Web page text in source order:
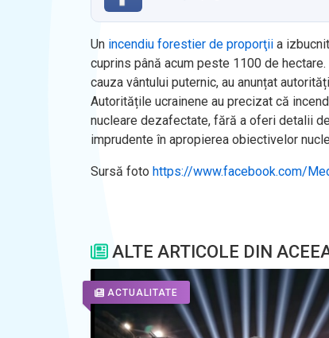
Un incendiu forestier de proporţii a
cuprins până acum peste 1100 de
cauza vântului puternic, au anunțat
Autoritățile ucrainene au precizat că
nucleare dezafectate, fără a oferi detalii
imprudente în apropierea obiectivelor
Sursă foto https://www.facebook.com/
ALTE ARTICOLE DIN
ACTUALITATE